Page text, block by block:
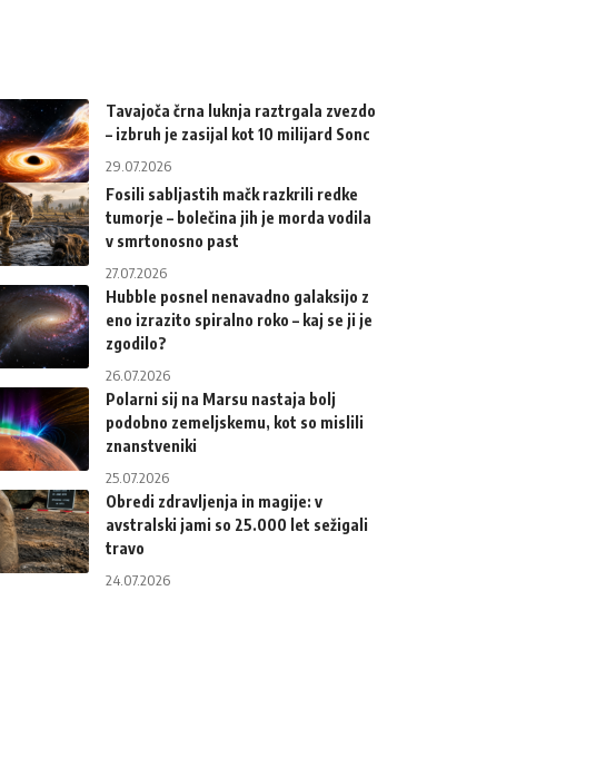
Tavajoča črna luknja raztrgala zvezdo
– izbruh je zasijal kot 10 milijard Sonc
29.07.2026
Fosili sabljastih mačk razkrili redke
tumorje – bolečina jih je morda vodila
v smrtonosno past
27.07.2026
Hubble posnel nenavadno galaksijo z
eno izrazito spiralno roko – kaj se ji je
zgodilo?
26.07.2026
Polarni sij na Marsu nastaja bolj
podobno zemeljskemu, kot so mislili
znanstveniki
25.07.2026
Obredi zdravljenja in magije: v
avstralski jami so 25.000 let sežigali
travo
24.07.2026